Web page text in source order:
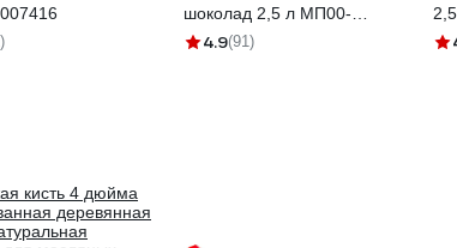
шоколад 2,5 л МП00-
007425
4.9(91)